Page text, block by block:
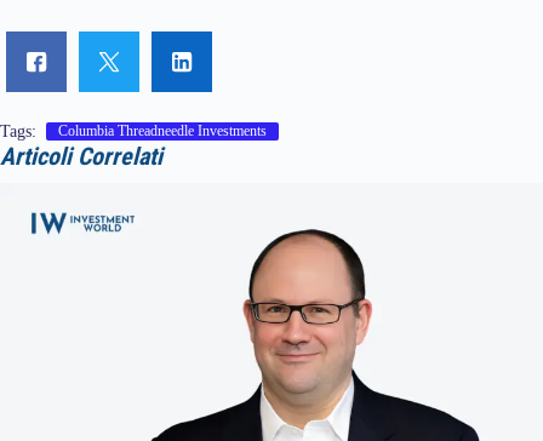
Tags: Columbia Threadneedle Investments
Articoli Correlati